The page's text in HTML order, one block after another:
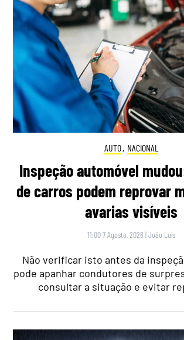
AUTO, NACIONAL
Inspeção automóvel
de carros podem reprovar
avarias visíveis
11:00 7 Agosto, 2026 |João Luís
Não verificar isto antes da
pode apanhar condutores de
consultar a situação e evitar